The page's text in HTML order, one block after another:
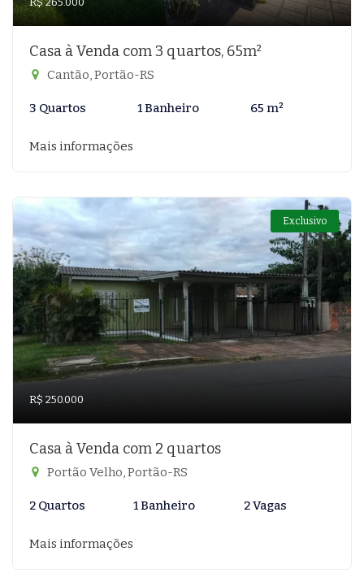
Casa à Venda com 3 quartos, 65m²
Cantão, Portão-RS
3 Quartos 1 Banheiro 65 m²
Mais informações
Exclusivo
R$ 250.000
Casa à Venda com 2 quartos
Portão Velho, Portão-RS
2 Quartos 1 Banheiro 2 Vagas
Mais informações